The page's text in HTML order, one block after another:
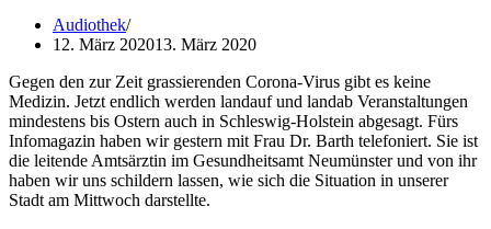
Audiothek
12. März 202013. März 2020
Gegen den zur Zeit grassierenden Corona-Virus gibt es keine
Medizin. Jetzt endlich werden landauf und landab Veranstaltungen
mindestens bis Ostern auch in Schleswig-Holstein abgesagt. Fürs
Infomagazin haben wir gestern mit Frau Dr. Barth telefoniert. Sie ist
die leitende Amtsärztin im Gesundheitsamt Neumünster und von ihr
haben wir uns schildern lassen, wie sich die Situation in unserer
Stadt am Mittwoch darstellte.